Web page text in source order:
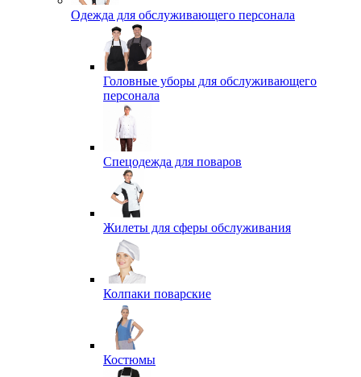
Одежда для обслуживающего персонала
Головные уборы для обслуживающего
персонала
Спецодежда для поваров
Жилеты для сферы обслуживания
Колпаки поварские
Костюмы